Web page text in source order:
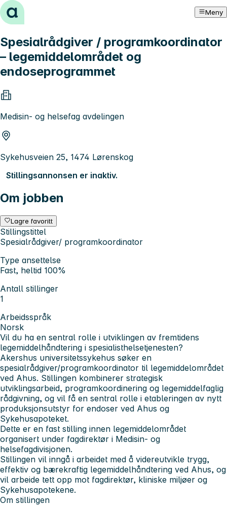
Hopp til innhold Meny
Spesialrådgiver / programkoordinator
– legemiddelområdet og
endoseprogrammet
Medisin- og helsefag avdelingen
Sykehusveien 25, 1474 Lørenskog
Stillingsannonsen er inaktiv.
Om jobben
Lagre favoritt
Stillingstittel
Spesialrådgiver/ programkoordinator
Type ansettelse
Fast, heltid 100%
Antall stillinger
1
Arbeidsspråk
Norsk
Vil du ha en sentral rolle i utviklingen av fremtidens
legemiddelhåndtering i spesialisthelsetjenesten?
Akershus universitetssykehus søker en
spesialrådgiver/programkoordinator til legemiddelområdet
ved Ahus. Stillingen kombinerer strategisk
utviklingsarbeid, programkoordinering og legemiddelfaglig
rådgivning, og vil få en sentral rolle i etableringen av nytt
produksjonsutstyr for endoser ved Ahus og
Sykehusapoteket.
Dette er en fast stilling innen legemiddelområdet
organisert under fagdirektør i Medisin- og
helsefagdivisjonen.
Stillingen vil inngå i arbeidet med å videreutvikle trygg,
effektiv og bærekraftig legemiddelhåndtering ved Ahus, og
vil arbeide tett opp mot fagdirektør, kliniske miljøer og
Sykehusapotekene.
Om stillingen